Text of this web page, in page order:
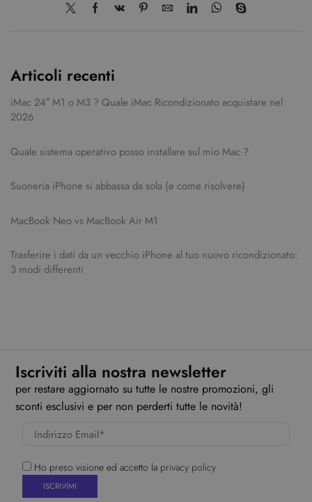
Articoli recenti
iMac 24″ M1 o M3 ? Quale iMac Ricondizionato acquistare nel
2026
Quale sistema operativo posso installare sul mio Mac ?
Suoneria iPhone si abbassa da sola (e come risolvere)
MacBook Neo vs MacBook Air M1
Trasferire i dati da un vecchio iPhone al tuo nuovo ricondizionato:
3 modi differenti
Iscriviti alla nostra newsletter
per restare aggiornato su tutte le nostre promozioni, gli
sconti esclusivi e per non perderti tutte le novità!
Ho preso visione ed accetto la privacy policy